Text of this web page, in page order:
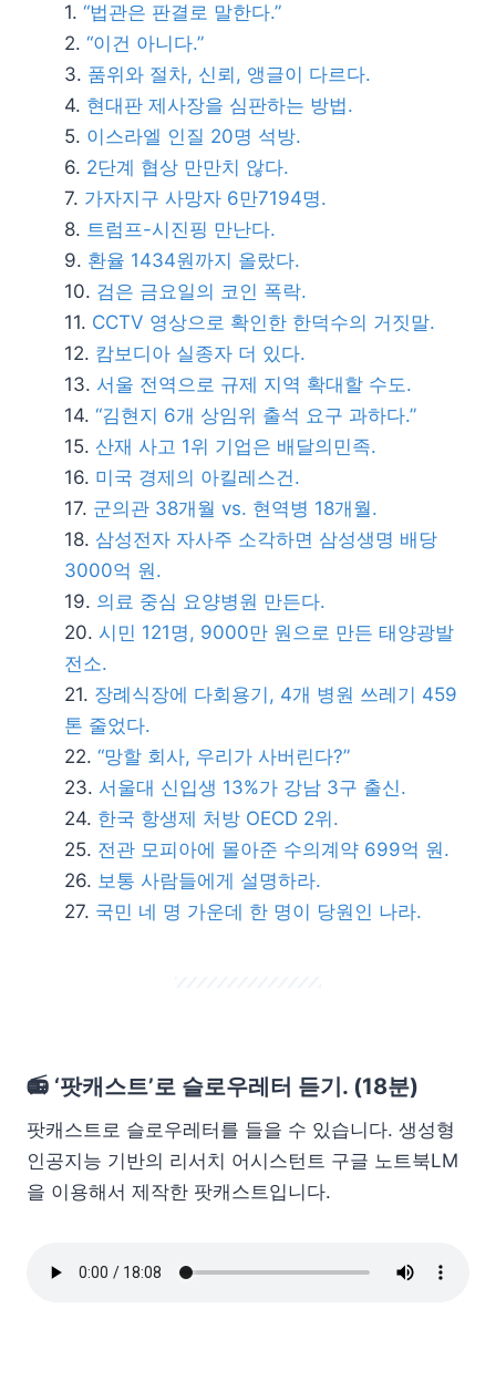
“법관은 판결로 말한다.”
“이건 아니다.”
품위와 절차, 신뢰, 앵글이 다르다.
현대판 제사장을 심판하는 방법.
이스라엘 인질 20명 석방.
2단계 협상 만만치 않다.
가자지구 사망자 6만7194명.
트럼프-시진핑 만난다.
환율 1434원까지 올랐다.
검은 금요일의 코인 폭락.
CCTV 영상으로 확인한 한덕수의 거짓말.
캄보디아 실종자 더 있다.
서울 전역으로 규제 지역 확대할 수도.
“김현지 6개 상임위 출석 요구 과하다.”
산재 사고 1위 기업은 배달의민족.
미국 경제의 아킬레스건.
군의관 38개월 vs. 현역병 18개월.
삼성전자 자사주 소각하면 삼성생명 배당
3000억 원.
의료 중심 요양병원 만든다.
시민 121명, 9000만 원으로 만든 태양광발
전소.
장례식장에 다회용기, 4개 병원 쓰레기 459
톤 줄었다.
“망할 회사, 우리가 사버린다?”
서울대 신입생 13%가 강남 3구 출신.
한국 항생제 처방 OECD 2위.
전관 모피아에 몰아준 수의계약 699억 원.
보통 사람들에게 설명하라.
국민 네 명 가운데 한 명이 당원인 나라.
📻 ‘팟캐스트’로 슬로우레터 듣기. (18분)
팟캐스트로 슬로우레터를 들을 수 있습니다. 생성형
인공지능 기반의 리서치 어시스턴트 구글 노트북LM
을 이용해서 제작한 팟캐스트입니다.